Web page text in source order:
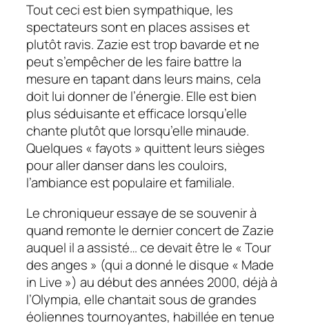
Tout ceci est bien sympathique, les
spectateurs sont en places assises et
plutôt ravis. Zazie est trop bavarde et ne
peut s’empêcher de les faire battre la
mesure en tapant dans leurs mains, cela
doit lui donner de l’énergie. Elle est bien
plus séduisante et efficace lorsqu’elle
chante plutôt que lorsqu’elle minaude.
Quelques « fayots » quittent leurs sièges
pour aller danser dans les couloirs,
l’ambiance est populaire et familiale.
Le chroniqueur essaye de se souvenir à
quand remonte le dernier concert de Zazie
auquel il a assisté… ce devait être le « Tour
des anges » (qui a donné le disque « Made
in Live ») au début des années 2000, déjà à
l’Olympia, elle chantait sous de grandes
éoliennes tournoyantes, habillée en tenue